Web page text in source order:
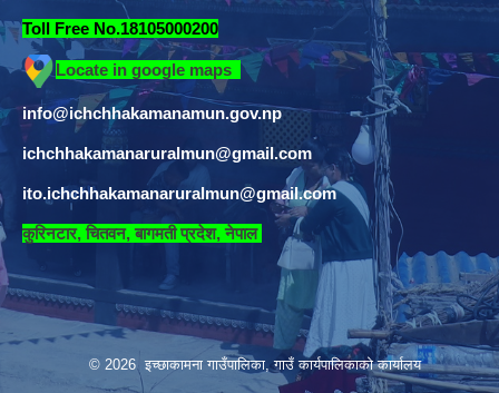
Toll Free No.18105000200
Locate in google maps
info@ichchhakamanamun.gov.np
ichchhakamanaruralmun@gmail.com
ito.ichchhakamanaruralmun@gmail.com​
कुरिनटार, चितवन, बागमती प्रदेश, नेपाल
© 2026 इच्छाकामना गाउँपालिका, गाउँ कार्यपालिकाको कार्यालय